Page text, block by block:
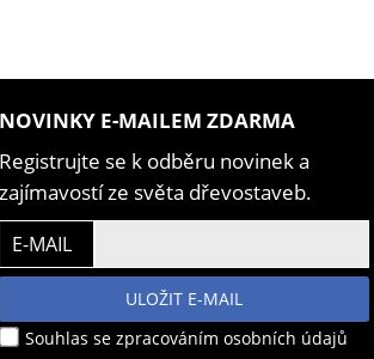
NOVINKY E-MAILEM ZDARMA
Registrujte se k odběru novinek a
zajímavostí ze světa dřevostaveb.
E-MAIL
ULOŽIT E-MAIL
Souhlas se zpracováním osobních údajů